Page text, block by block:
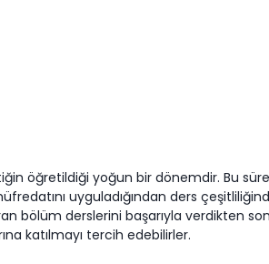
öğretildiği yoğun bir dönemdir. Bu
uyguladığından ders
bölüm derslerini başarıyla verdikten
katılmayı tercih edebilirler.